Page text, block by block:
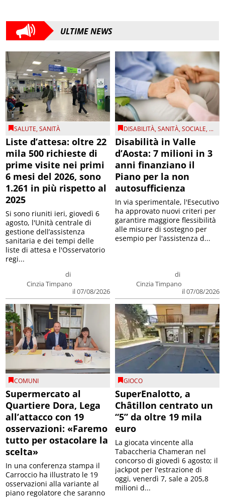
ULTIME NEWS
SALUTE,SANITÀ
Liste d’attesa: oltre 22
mila 500 richieste di
prime visite nei primi
6 mesi del 2026, sono
1.261 in più rispetto al
2025
di
Cinzia Timpano
il 07/08/2026
Si sono riuniti ieri, giovedì 6
agosto, l'Unità centrale di
gestione dell’assistenza
sanitaria e dei tempi delle
liste di attesa e l'Osservatorio
regi...
DISABILITÀ,SANITÀ,SOCIALE, ...
Disabilità in Valle
d’Aosta: 7 milioni in 3
anni finanziano il
Piano per la non
autosufficienza
di
Cinzia Timpano
il 07/08/2026
In via sperimentale, l'Esecutivo
ha approvato nuovi criteri per
garantire maggiore flessibilità
alle misure di sostegno per
esempio per l'assistenza d...
COMUNI
Supermercato al
Quartiere Dora, Lega
all’attacco con 19
osservazioni: «Faremo
tutto per ostacolare la
scelta»
In una conferenza stampa il
Carroccio ha illustrato le 19
osservazioni alla variante al
piano regolatore che saranno
GIOCO
SuperEnalotto, a
Châtillon centrato un
“5” da oltre 19 mila
euro
La giocata vincente alla
Tabaccheria Chameran nel
concorso di giovedì 6 agosto; il
jackpot per l'estrazione di
oggi, venerdì 7, sale a 205,8
milioni d...